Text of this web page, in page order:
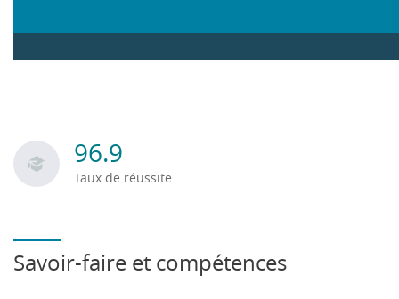
dans le Master Management Digital et Projet
enseignants.
96.9
Taux de réussite
Savoir-faire et compétences